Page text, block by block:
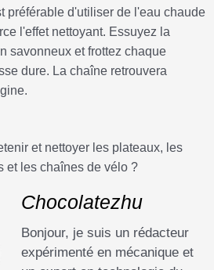
préférable d'utiliser de l'eau chaude
l'effet nettoyant. Essuyez la
savonneux et frottez chaque
dure. La chaîne retrouvera
Chocolatezhu
Bonjour, je suis un rédacteur
expérimenté en mécanique et